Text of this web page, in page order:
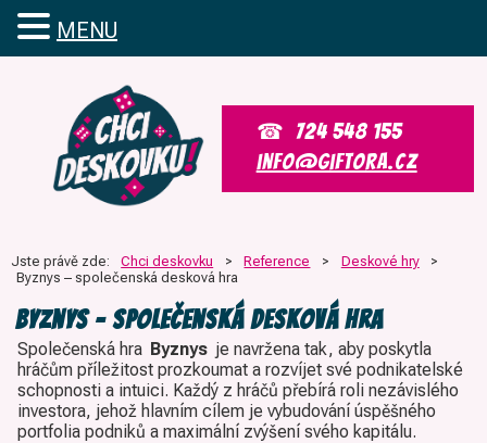
724 548 155
info@giftora.cz
MENU
Jste právě zde: Chci deskovku > Reference > Deskové hry
>
Byznys – společenská desková hra
Byznys – společenská desková hra
Společenská hra Byznys je navržena tak, aby poskytla
hráčům příležitost prozkoumat a rozvíjet své podnikatelské
schopnosti a intuici. Každý z hráčů přebírá roli nezávislého
investora, jehož hlavním cílem je vybudování úspěšného
portfolia podniků a maximální zvýšení svého kapitálu.
MENU